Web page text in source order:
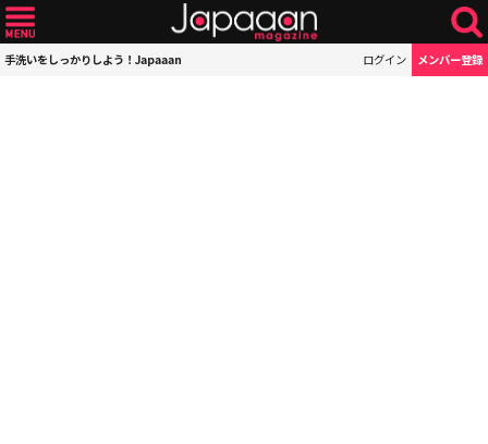
手洗いをしっかりしよう！Japaaan ログイン メンバー登録